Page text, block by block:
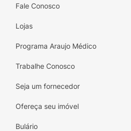
Fale Conosco
Lojas
Programa Araujo Médico
Trabalhe Conosco
Seja um fornecedor
Ofereça seu imóvel
Bulário